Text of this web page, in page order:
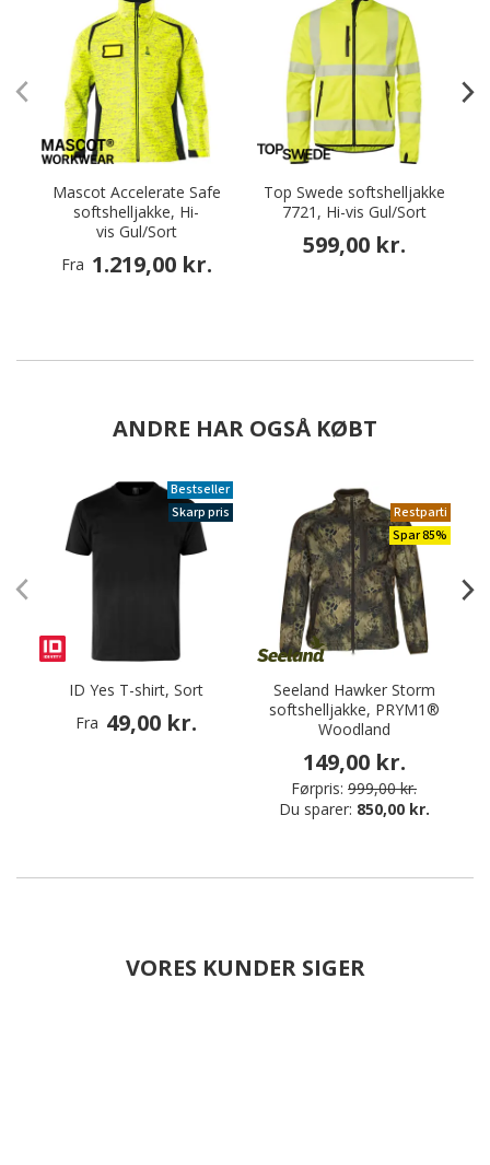
Mascot Accelerate Safe
softshelljakke, Hi-
vis Gul/Sort
Fra 1.219,00 kr.
Top Swede softshelljakke
7721, Hi-vis Gul/Sort
599,00 kr.
ANDRE HAR OGSÅ KØBT
Bestseller
Skarp pris
ID Yes T-shirt, Sort
Fra 49,00 kr.
Restparti
Spar 85%
Seeland Hawker Storm
softshelljakke, PRYM1®
Woodland
149,00 kr.
Førpris: 999,00 kr.
Du sparer: 850,00 kr.
VORES KUNDER SIGER